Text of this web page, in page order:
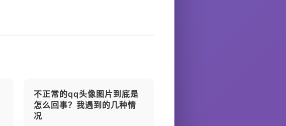
不正常的qq头像图片到底是
怎么回事？我遇到的几种情
况